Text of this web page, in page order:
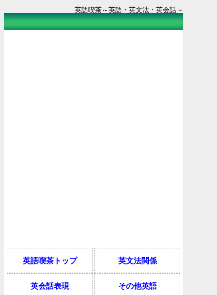
英語喫茶～英語・英文法・英会話～
英語喫茶トップ 英文法関係
英会話表現 その他英語